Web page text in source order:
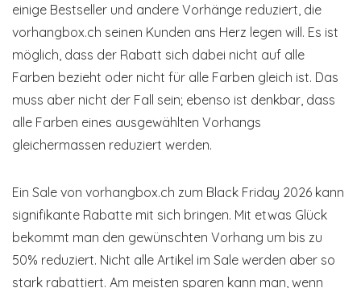
einige Bestseller und andere Vorhänge reduziert, die
vorhangbox.ch seinen Kunden ans Herz legen will. Es ist
möglich, dass der Rabatt sich dabei nicht auf alle
Farben bezieht oder nicht für alle Farben gleich ist. Das
muss aber nicht der Fall sein; ebenso ist denkbar, dass
alle Farben eines ausgewählten Vorhangs
gleichermassen reduziert werden.
Ein Sale von vorhangbox.ch zum Black Friday 2026 kann
signifikante Rabatte mit sich bringen. Mit etwas Glück
bekommt man den gewünschten Vorhang um bis zu
50% reduziert. Nicht alle Artikel im Sale werden aber so
stark rabattiert. Am meisten sparen kann man, wenn